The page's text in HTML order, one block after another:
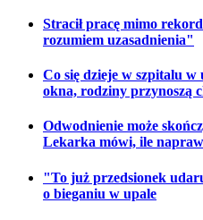
Stracił pracę mimo
rozumiem uzasadnienia"
Co się dzieje w szpitalu
okna, rodziny przynoszą
Odwodnienie może
Lekarka mówi, ile
"To już przedsionek
o bieganiu w upale